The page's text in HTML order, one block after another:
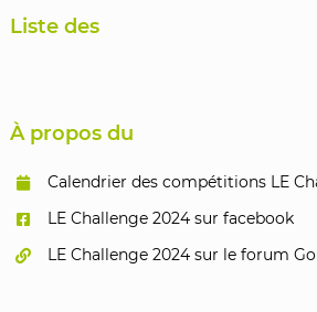
Liste des
À propos du
Calendrier des compétitions LE
LE Challenge 2024 sur facebook
LE Challenge 2024 sur le forum